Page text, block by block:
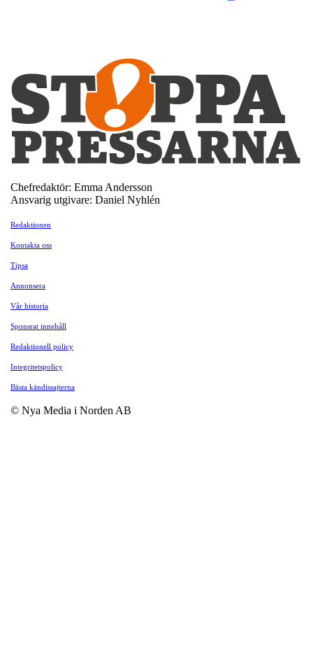
Chefredaktör: Emma Andersson
Ansvarig utgivare: Daniel Nyhlén
Redaktionen
Kontakta oss
Tipsa
Annonsera
Vår historia
Sponsrat innehåll
Redaktionell policy
Integritetspolicy
Bästa kändissajterna
© Nya Media i Norden AB